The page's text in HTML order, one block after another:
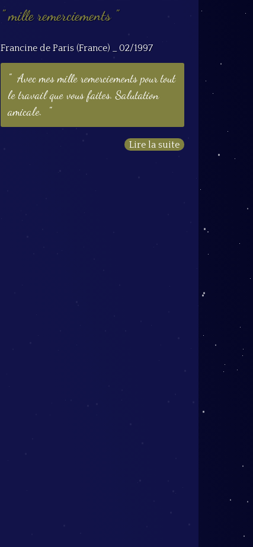
mille remerciements
Francine de Paris (France) _ 02/1997
Avec mes mille remerciements pour tout
le travail que vous faites. Salutation
amicale.
Lire la suite